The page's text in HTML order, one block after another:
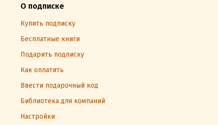
О подписке
Купить подписку
Бесплатные книги
Подарить подписку
Как оплатить
Ввести подарочный код
Библиотека для компаний
Настройки